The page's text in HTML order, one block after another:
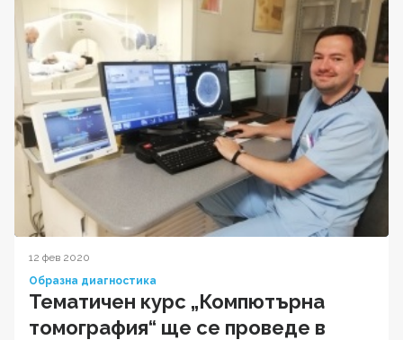
12 фев 2020
Образна диагностика
Тематичен курс „Компютърна
томография“ ще се проведе в